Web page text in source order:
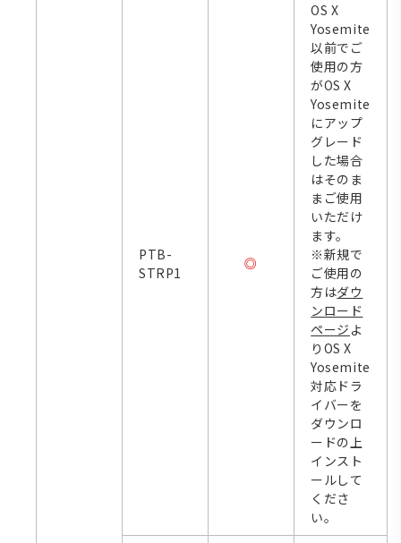
PTB-
STRP1
◎
OS X
Yosemite
以前でご
使用の方
がOS X
Yosemite
にアップ
グレード
した場合
はそのま
まご使用
いただけ
ます。
※新規で
ご使用の
方はダウ
ンロード
ページ よ
りOS X
Yosemite
対応ドラ
イバーを
ダウンロ
ードの上
インスト
ールして
くださ
い。